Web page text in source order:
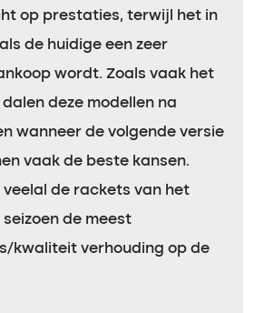
op prestaties, terwijl het in
de huidige een zeer
wordt. Zoals vaak het
deze modellen na
wanneer de volgende versie
vaak de beste kansen.
de rackets van het
de meest
kwaliteit verhouding op de